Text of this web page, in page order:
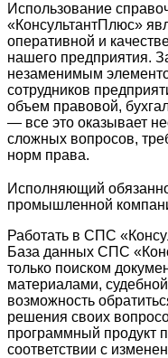
Использование
«КонсультантПлюс»
оперативной и
нашего предприятия.
незаменимым
сотрудников
объем правовой,
— все это оказывает
сложных вопросов,
норм права.
Исполняющий
промышленной
Работать в СПС
База данных СПС
только поиском
материалами,
возможность
решения своих
программный продукт
соответствии с